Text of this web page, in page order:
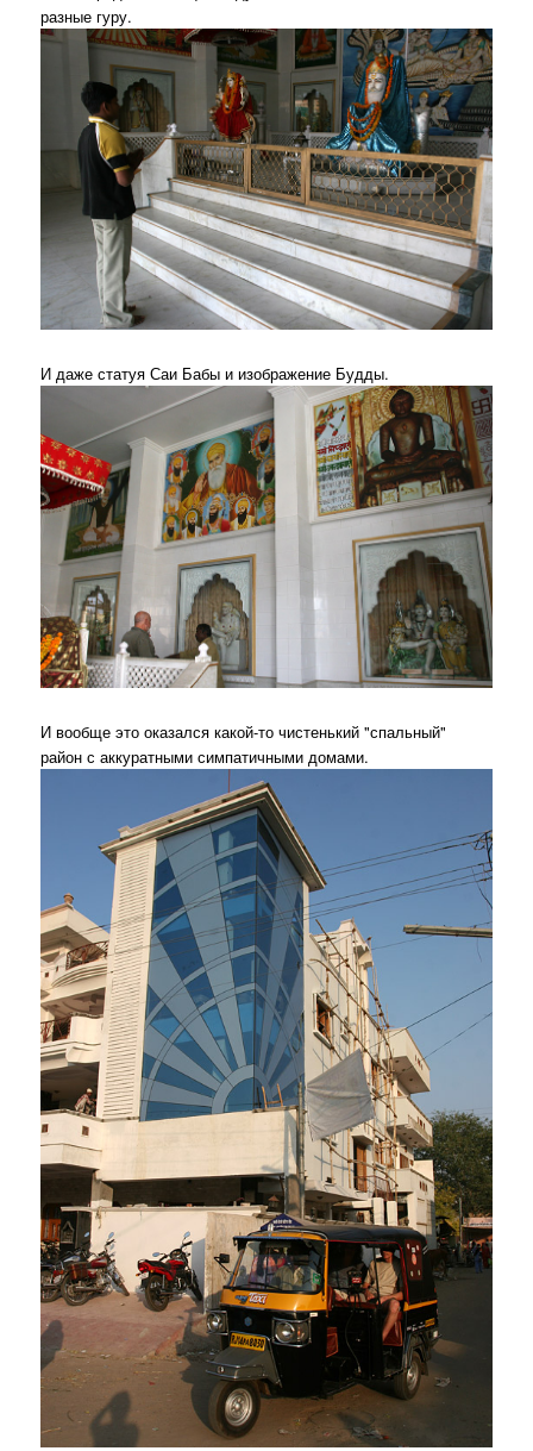
разные гуру.
И даже статуя Саи Бабы и изображение Будды.
И вообще это оказался какой-то чистенький "спальный"
район с аккуратными симпатичными домами.